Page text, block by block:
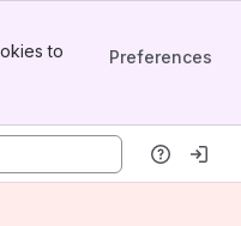
to
Preferences